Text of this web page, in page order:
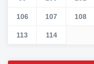
106 107 108
113 114